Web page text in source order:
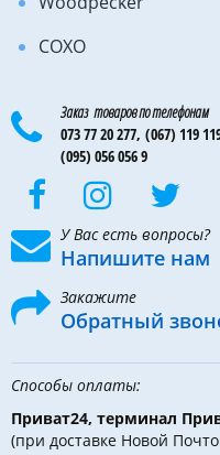
COXO
Заказ товаров по телефонам
073 77 20 277, (067) 119
(095) 056 056 9
У Вас есть вопросы?
Напишите нам
Закажите
Обратный
Способы оплаты:
Приват24, терминал
(при доставке Новой